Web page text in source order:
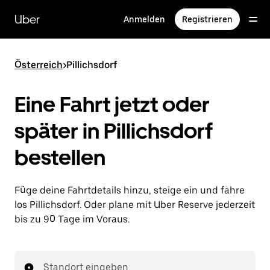
zum
Hauptinhalt
Uber Anmelden Registrieren
Österreich>Pillichsdorf
Eine Fahrt jetzt oder
später in Pillichsdorf
bestellen
Füge deine Fahrtdetails hinzu, steige ein und fahre
los Pillichsdorf. Oder plane mit Uber Reserve jederzeit
bis zu 90 Tage im Voraus.
Standort eingeben